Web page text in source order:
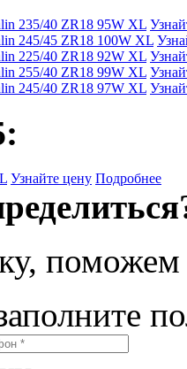
235/40 ZR18 95W XL
245/45 ZR18 100W XL
225/40 ZR18 92W XL
255/40 ZR18 99W XL
245/40 ZR18 97W XL
Узнайте цену Подробнее